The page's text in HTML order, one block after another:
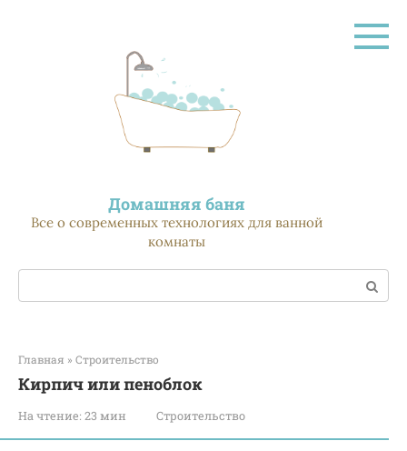
Домашняя баня
Все о современных технологиях для ванной
комнаты
Поиск:
Главная » Строительство
Кирпич или пеноблок
На чтение: 23 мин Строительство